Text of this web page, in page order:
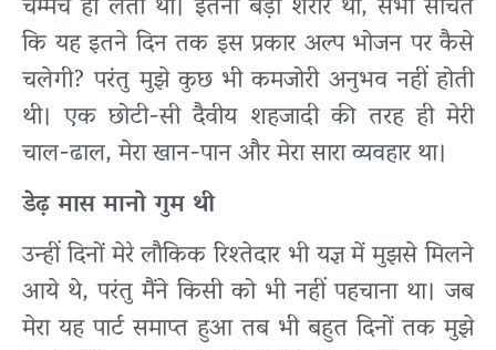
चम्मच ही लेती थी। इतना बड़ा शरीर था, सभी सोचते
कि यह इतने दिन तक इस प्रकार अल्प भोजन पर कैसे
चलेगी? परंतु मुझे कुछ भी कमजोरी अनुभव नहीं होती
थी। एक छोटी-सी दैवीय शहजादी की तरह ही मेरी
चाल-ढाल, मेरा खान-पान और मेरा सारा व्यवहार था।
डेढ़ मास मानो गुम थी
उन्हीं दिनों मेरे लौकिक रिश्तेदार भी यज्ञ में मुझसे मिलने
आये थे, परंतु मैंने किसी को भी नहीं पहचाना था। जब
मेरा यह पार्ट समाप्त हुआ तब भी बहुत दिनों तक मुझे